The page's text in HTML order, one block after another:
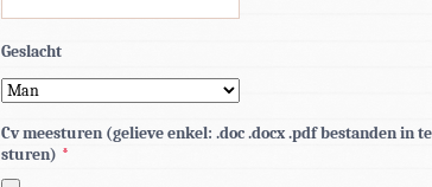
Geslacht
Cv meesturen (gelieve enkel: .doc .docx .pdf bestanden in te
sturen) *